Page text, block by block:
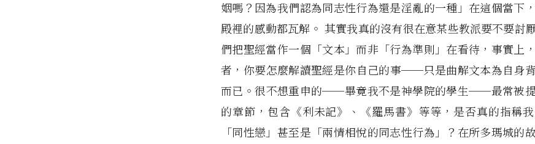
姻嗎？因為我們認為同志性行為還是淫亂的一種」在這個當下
殿裡的感動都瓦解。 其實我真的沒有很在意某些教派要不要討
們把聖經當作一個「文本」而非「行為準則」在看待，事實上
者，你要怎麼解讀聖經是你自己的事──只是曲解文本為自身
而已。很不想重申的──畢竟我不是神學院的學生──最常被
的章節，包含《利未記》、《羅馬書》等等，是否真的指稱
「同性戀」甚至是「兩情相悅的同志性行為」？在所多瑪城的